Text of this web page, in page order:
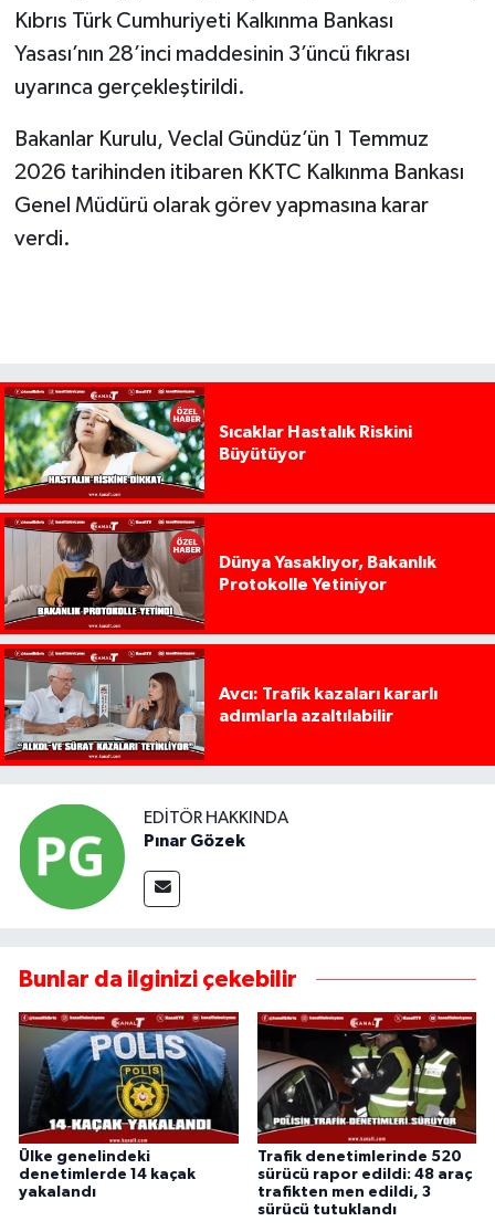
Kıbrıs Türk Cumhuriyeti Kalkınma Bankası
Yasası’nın 28’inci maddesinin 3’üncü fıkrası
uyarınca gerçekleştirildi.
Bakanlar Kurulu, Veclal Gündüz’ün 1 Temmuz
2026 tarihinden itibaren KKTC Kalkınma Bankası
Genel Müdürü olarak görev yapmasına karar
verdi.
Sıcaklar Hastalık Riskini
Büyütüyor
Dünya Yasaklıyor, Bakanlık
Protokolle Yetiniyor
Avcı: Trafik kazaları kararlı
adımlarla azaltılabilir
EDITÖR HAKKINDA
Pınar Gözek
Bunlar da ilginizi çekebilir
Ülke genelindeki
denetimlerde 14 kaçak
yakalandı
Trafik denetimlerinde 520
sürücü rapor edildi: 48 araç
trafikten men edildi, 3
sürücü tutuklandı